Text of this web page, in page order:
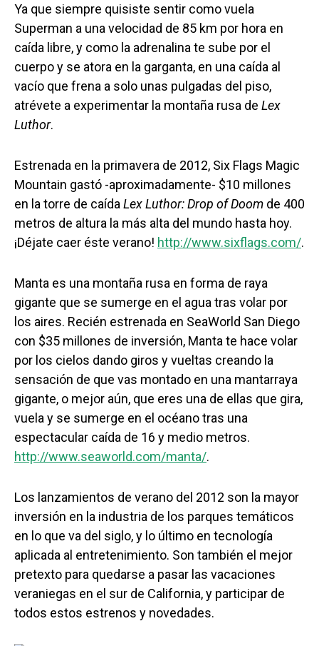
Ya que siempre quisiste sentir como vuela
Superman a una velocidad de 85 km por hora en
caída libre, y como la adrenalina te sube por el
cuerpo y se atora en la garganta, en una caída al
vacío que frena a solo unas pulgadas del piso,
atrévete a experimentar la montaña rusa de Lex
Luthor.
Estrenada en la primavera de 2012, Six Flags Magic
Mountain gastó -aproximadamente- $10 millones
en la torre de caídaLex Luthor: Drop of Doom de 400
metros de altura la más alta del mundo hasta hoy.
¡Déjate caer éste verano! http://www.sixflags.com/.
Manta es una montaña rusa en forma de raya
gigante que se sumerge en el agua tras volar por
los aires. Recién estrenada en SeaWorld San Diego
con $35 millones de inversión, Manta te hace volar
por los cielos dando giros y vueltas creando la
sensación de que vas montado en una mantarraya
gigante, o mejor aún, que eres una de ellas que gira,
vuela y se sumerge en el océano tras una
espectacular caída de 16 y medio metros.
http://www.seaworld.com/manta/.
Los lanzamientos de verano del 2012 son la mayor
inversión en la industria de los parques temáticos
en lo que va del siglo, y lo último en tecnología
aplicada al entretenimiento. Son también el mejor
pretexto para quedarse a pasar las vacaciones
veraniegas en el sur de California, y participar de
todos estos estrenos y novedades.